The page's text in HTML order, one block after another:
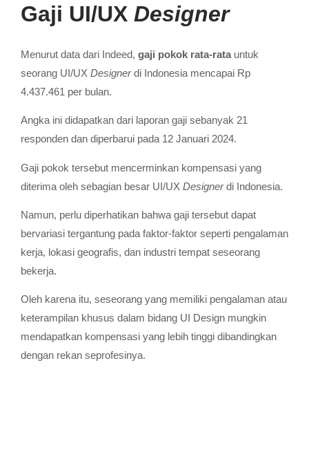
Gaji UI/UX Designer
Menurut data dari Indeed, gaji pokok rata-rata untuk
seorang UI/UX Designerdi Indonesia mencapai Rp
4.437.461 per bulan.
Angka ini didapatkan dari laporan gaji sebanyak 21
responden dan diperbarui pada 12 Januari 2024.
Gaji pokok tersebut mencerminkan kompensasi yang
diterima oleh sebagian besar UI/UX Designerdi Indonesia.
Namun, perlu diperhatikan bahwa gaji tersebut dapat
bervariasi tergantung pada faktor-faktor seperti pengalaman
kerja, lokasi geografis, dan industri tempat seseorang
bekerja.
Oleh karena itu, seseorang yang memiliki pengalaman atau
keterampilan khusus dalam bidang UI Design mungkin
mendapatkan kompensasi yang lebih tinggi dibandingkan
dengan rekan seprofesinya.